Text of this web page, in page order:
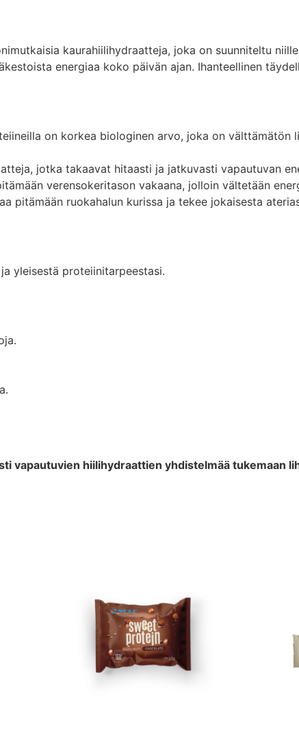
kaurahiilihydraatteja, joka on suunniteltu
energiaa koko päivän ajan. Ihanteellinen
on korkea biologinen arvo, joka on välttämätön
jotka takaavat hitaasti ja jatkuvasti vapautuvan
verensokeritason vakaana, jolloin vältetään
pitämään ruokahalun kurissa ja tekee jokaisesta
yleisestä proteiinitarpeestasi.
vapautuvien hiilihydraattien yhdistelmää tukemaan